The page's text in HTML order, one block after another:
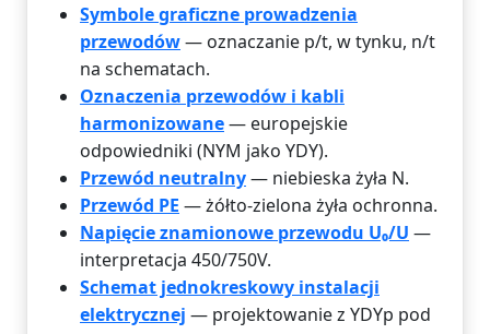
Symbole graficzne prowadzenia
przewodów— oznaczanie p/t, w tynku, n/t
na schematach.
Oznaczenia przewodów i kabli
harmonizowane— europejskie
odpowiedniki (NYM jako YDY).
Przewód neutralny— niebieska żyła N.
Przewód PE — żółto-zielona żyła ochronna.
Napięcie znamionowe przewodu U₀/U —
interpretacja 450/750V.
Schemat jednokreskowy instalacji
elektrycznej — projektowanie z YDYp pod